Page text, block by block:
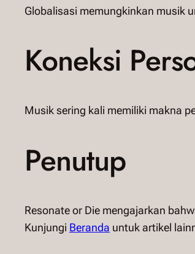
Globalisasi memungkinkan musik
Koneksi
Musik sering kali memiliki makna
Penutup
Resonate or Die mengajarkan
Kunjungi Beranda untuk artikel